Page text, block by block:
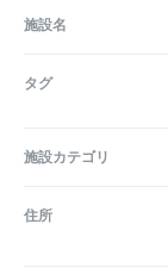
施設名
タグ
施設カテゴリ
住所